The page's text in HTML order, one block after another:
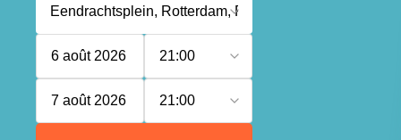
6 août 2026 21:00
7 août 2026 21:00